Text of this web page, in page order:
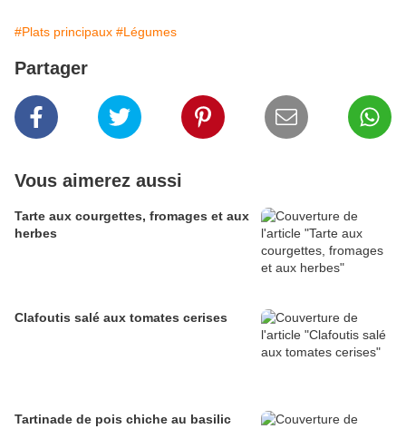
#Plats principaux #Légumes
Partager
Vous aimerez aussi
Tarte aux courgettes, fromages et aux
herbes
Clafoutis salé aux tomates cerises
Tartinade de pois chiche au basilic